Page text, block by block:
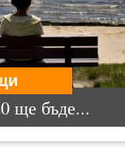
ще бъде...